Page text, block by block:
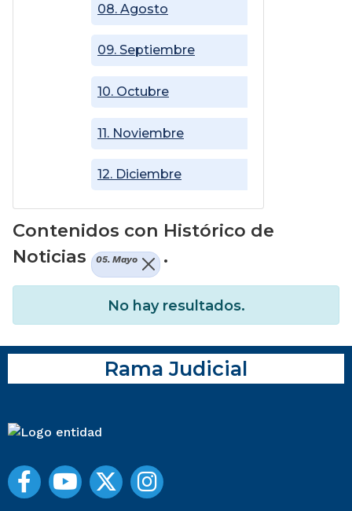
08. Agosto
09. Septiembre
10. Octubre
11. Noviembre
12. Diciembre
Contenidos con Histórico de
Noticias
05. Mayo .
No hay resultados.
Rama Judicial